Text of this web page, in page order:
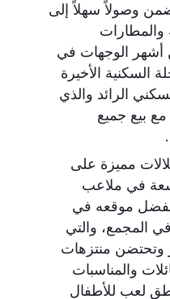
وصولاً سهلاً إلى
والمطارات
أشهر الوجهات في
السكنية الأخيرة
الرائد والذي
مع بيع جميع
مميزة على
في ملاعب
بفضل موقعه في
المجمع، والتي
وتحتضن منتزهات
والمناسبات
لعب للأطفال